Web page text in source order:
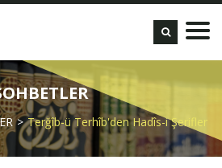
Terğîb-ü Terhîb'den Hadîs-i Şerifler